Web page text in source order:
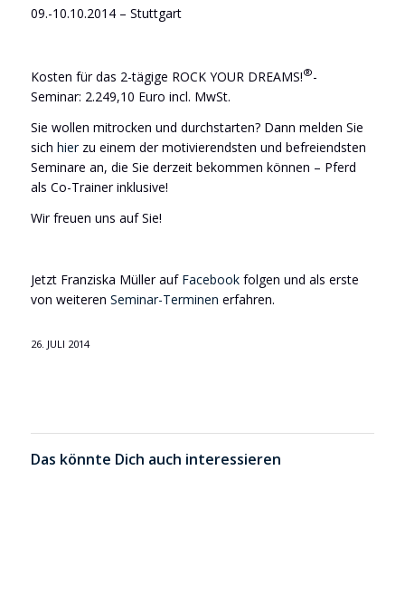
09.-10.10.2014 – Stuttgart
Kosten für das 2-tägige ROCK YOUR DREAMS!®-
Seminar: 2.249,10 Euro incl. MwSt.
Sie wollen mitrocken und durchstarten? Dann melden Sie
sich hierzu einem der motivierendsten und befreiendsten
Seminare an, die Sie derzeit bekommen können – Pferd
als Co-Trainer inklusive!
Wir freuen uns auf Sie!
Jetzt Franziska Müller auf Facebook folgen und als erste
von weiteren Seminar-Terminen erfahren.
26. JULI 2014
Das könnte Dich auch interessieren